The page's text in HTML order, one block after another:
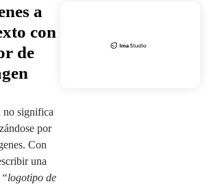
a
con
de
no significa
por
Con
una
“logotipo de